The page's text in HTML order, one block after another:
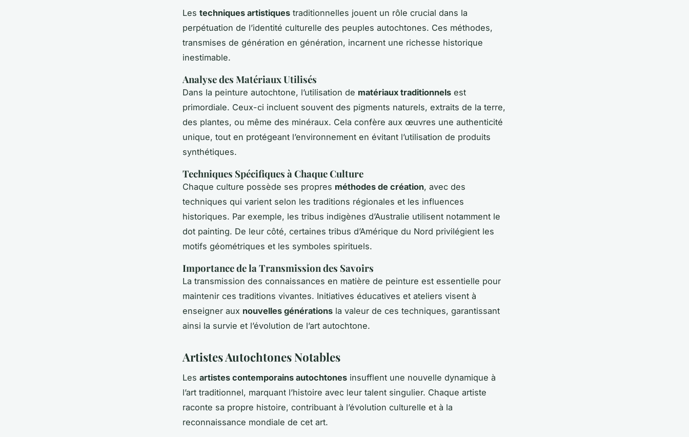
Les techniques artistiques traditionnelles jouent un rôle crucial dans la
perpétuation de l’identité culturelle des peuples autochtones. Ces méthodes,
transmises de génération en génération, incarnent une richesse historique
inestimable.
Analyse des Matériaux Utilisés
Dans la peinture autochtone, l’utilisation de matériaux traditionnels est
primordiale. Ceux-ci incluent souvent des pigments naturels, extraits de la terre,
des plantes, ou même des minéraux. Cela confère aux œuvres une authenticité
unique, tout en protégeant l’environnement en évitant l’utilisation de produits
synthétiques.
Techniques Spécifiques à Chaque Culture
Chaque culture possède ses propres méthodes de création, avec des
techniques qui varient selon les traditions régionales et les influences
historiques. Par exemple, les tribus indigènes d’Australie utilisent notamment le
dot painting. De leur côté, certaines tribus d’Amérique du Nord privilégient les
motifs géométriques et les symboles spirituels.
Importance de la Transmission des Savoirs
La transmission des connaissances en matière de peinture est essentielle pour
maintenir ces traditions vivantes. Initiatives éducatives et ateliers visent à
enseigner aux nouvelles générations la valeur de ces techniques, garantissant
ainsi la survie et l’évolution de l’art autochtone.
Artistes Autochtones Notables
Les artistes contemporains autochtones insufflent une nouvelle dynamique à
l’art traditionnel, marquant l’histoire avec leur talent singulier. Chaque artiste
raconte sa propre histoire, contribuant à l’évolution culturelle et à la
reconnaissance mondiale de cet art.